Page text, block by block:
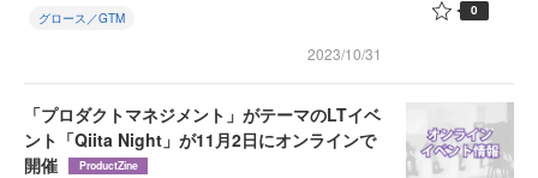
グロース／GTM
2023/10/31
0
「プロダクトマネジメント」がテーマのLTイベ
ント「Qiita Night」が11月2日にオンラインで
開催
ProductZine